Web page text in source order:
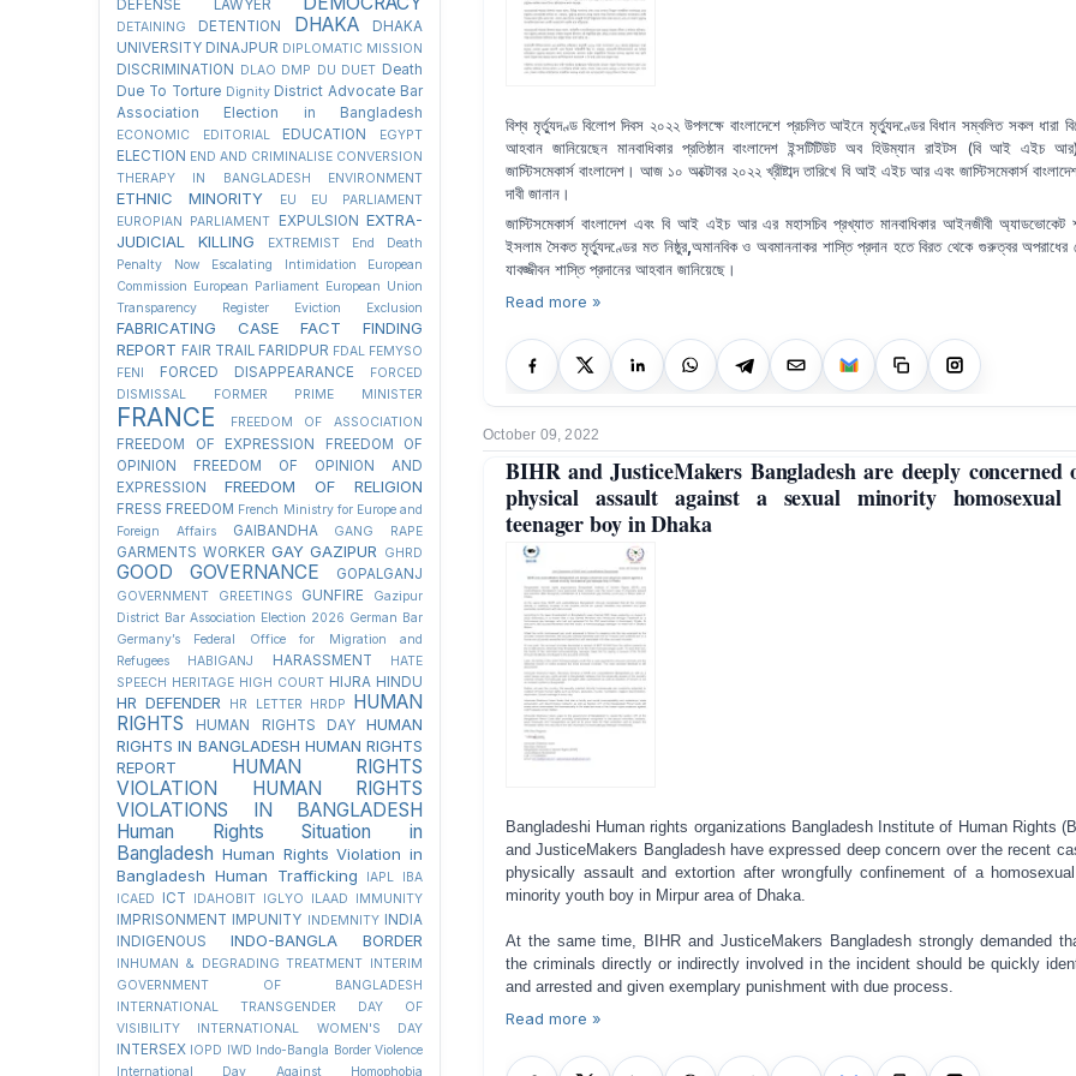
বিশ্ব মৃর্ত্যুদণ্ড বিলোপ দিবস ২০২২ উপলক্ষে বাংলাদেশে প্রচলিত আইনে মৃর্ত্যুদণ্ডের বিধান সম্বলিত সকল ধারা
আহবান জানিয়েছেন মানবাধিকার প্রতিষ্ঠানবাংলাদেশ ইন্সটিটিউট অব হিউম্যান রাইটস (বি আই এইচ আর)
জাস্টিসমেকার্স বাংলাদেশ। আজ ১০ অক্টোবর ২০২২ খ্রীষ্টাব্দ তারিখে বি আই এইচ আরএবংজাস্টিসমেকার্স
দাবী জানান।
জাস্টিসমেকার্স বাংলাদেশ এবং বি আই এইচ আরএর মহাসচিব প্রখ্যাত মানবাধিকার আইনজীবী অ্যাডভোকেট
ইসলাম সৈকতমৃর্ত্যুদণ্ডের মত নিষ্ঠুর, অমানবিক ও অবমাননাকর শাস্তিপ্রদান হতে বিরত থেকে গুরুত্বর অপরাধের
যাবজ্জীবন শাস্তি প্রদানের আহবান জানিয়েছে।
Read more »
October 09, 2022
BIHR and JusticeMakers Bangladesh are deeply concerned
physical assault against a sexual minority homosexual
teenager boy in Dhaka
Bangladeshi Human rights organizations Bangladesh Institute of Human Rights
and JusticeMakers Bangladesh have expressed deep concern over the recent
physically assault and extortion after wrongfully confinement of a
minority youth boy in Mirpur area of ​​Dhaka.
At the same time, BIHR and JusticeMakers Bangladesh strongly demanded
the criminals directly or indirectly involved in the incident should be quickly
and arrested and given exemplary punishment with due process.
Read more »
DEFENSE LAWYER
DETAINING DETENTION DHAKA
DHAKA
UNIVERSITY DINAJPUR DIPLOMATIC MISSION
DISCRIMINATION DLAO DMP DU DUET Death
Due To Torture Dignity District Advocate Bar
Association Election in Bangladesh
ECONOMIC EDITORIAL EDUCATION EGYPT
ELECTION END AND CRIMINALISE CONVERSION
THERAPY IN BANGLADESH
ENVIRONMENT
ETHNIC MINORITY EU
EU PARLIAMENT
EUROPIAN PARLIAMENT
EXPULSION EXTRA-
JUDICIAL KILLING
EXTREMIST
End Death
Penalty Now
Escalating Intimidation
European
Commission European Parliament European Union
Transparency Register
Eviction Exclusion
FABRICATING CASE
FACT FINDING
REPORT FAIR TRAIL FARIDPUR FDAL FEMYSO
FENI
FORCED DISAPPEARANCE
FORCED
DISMISSAL
FORMER PRIME MINISTER
FRANCE FREEDOM OF ASSOCIATION
FREEDOM OF EXPRESSION
FREEDOM OF
OPINION
FREEDOM OF OPINION AND
EXPRESSION
FREEDOM OF RELIGION
FRESS FREEDOM French Ministry for Europe and
Foreign Affairs
GAIBANDHA GANG RAPE
GARMENTS WORKER GAY GAZIPUR GHRD
GOOD GOVERNANCE GOPALGANJ
GOVERNMENT GREETINGS GUNFIRE
Gazipur
District Bar Association Election 2026 German Bar
Germany’s Federal Office for Migration and
Refugees
HABIGANJ HARASSMENT
HATE
SPEECH HERITAGE HIGH COURT HIJRA HINDU
HR DEFENDER HR LETTER HRDP
HUMAN
RIGHTS
HUMAN RIGHTS DAY
HUMAN
RIGHTS IN BANGLADESH HUMAN RIGHTS
REPORT
HUMAN RIGHTS
VIOLATION
HUMAN RIGHTS
VIOLATIONS IN BANGLADESH
Human Rights Situation in
Bangladesh Human Rights Violation in
Bangladesh Human Trafficking IAPL
IBA
ICAED
ICT IDAHOBIT IGLYO ILAAD IMMUNITY
IMPRISONMENT IMPUNITY INDEMNITY
INDIA
INDIGENOUS
INDO-BANGLA BORDER
INHUMAN & DEGRADING TREATMENT INTERIM
GOVERNMENT OF BANGLADESH
INTERNATIONAL TRANSGENDER DAY OF
VISIBILITY
INTERNATIONAL WOMEN'S DAY
INTERSEX IOPD IWD Indo-Bangla Border Violence
International Day Against Homophobia